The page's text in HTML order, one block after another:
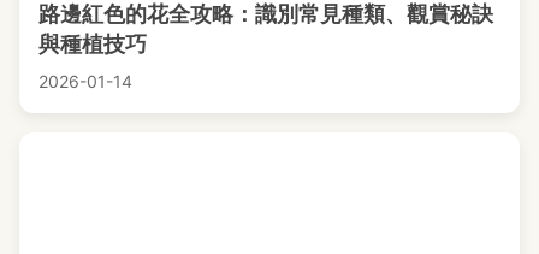
路邊紅色的花全攻略：識別常見種類、觀賞秘訣
與種植技巧
2026-01-14